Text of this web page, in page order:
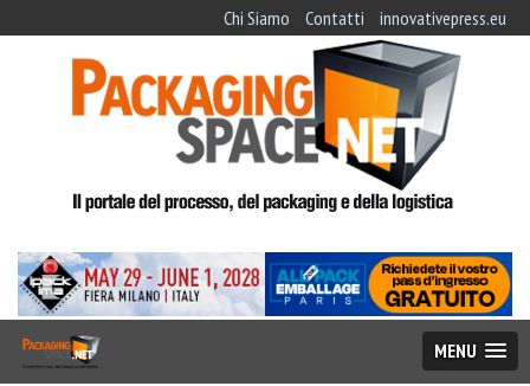
Chi Siamo Contatti innovativepress.eu
MENU